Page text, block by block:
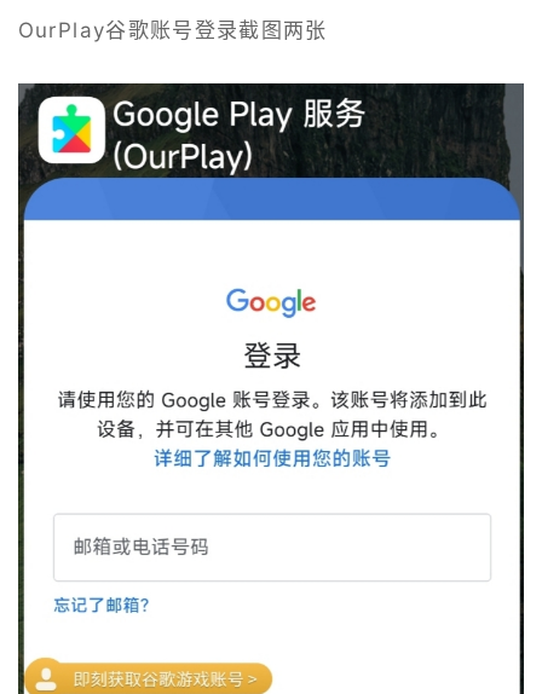
OurPlay谷歌账号登录截图两张